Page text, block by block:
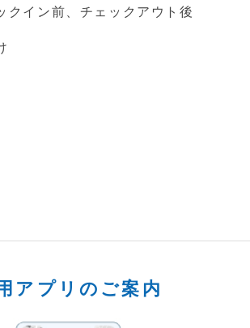
クイン前、チェックアウト後
アプリのご案内